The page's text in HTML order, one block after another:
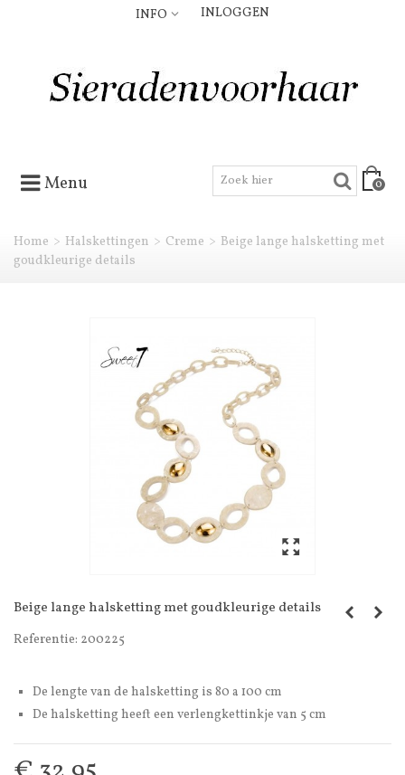
INFO INLOGGEN
Menu 0
Home > Halskettingen > Creme > Beige lange halsketting met
goudkleurige details
Beige lange halsketting met goudkleurige details
Referentie: 200225
De lengte van de halsketting is 80 a 100 cm
De halsketting heeft een verlengkettinkje van 5 cm